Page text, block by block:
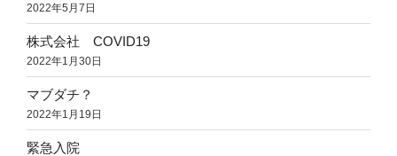
2022年5月7日
株式会社 COVID19
2022年1月30日
マブダチ？
2022年1月19日
緊急入院